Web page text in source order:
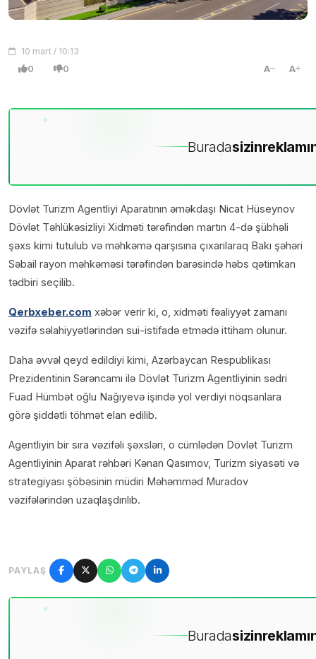
10 mart / 10:13
0 0 A A
Buradasizin
Dövlət Turizm Agentliyi Aparatının əməkdaşı Nicat Hüseynov
Dövlət Təhlükəsizliyi Xidməti tərəfindən martın 4-də şübhəli
şəxs kimi tutulub və məhkəmə qarşısına çıxarılaraq Bakı şəhəri
Səbail rayon məhkəməsi tərəfindən barəsində həbs qətimkan
tədbiri seçilib.
Qerbxeber.com xəbər verir ki, o, xidməti fəaliyyət zamanı
vəzifə səlahiyyətlərindən sui-istifadə etmədə ittiham olunur.
Daha əvvəl qeyd edildiyi kimi, Azərbaycan Respublikası
Prezidentinin Sərəncamı ilə Dövlət Turizm Agentliyinin sədri
Fuad Hümbət oğlu Nağıyevə işində yol verdiyi nöqsanlara
görə şiddətli töhmət elan edilib.
Agentliyin bir sıra vəzifəli şəxsləri, o cümlədən Dövlət Turizm
Agentliyinin Aparat rəhbəri Kənan Qasımov, Turizm siyasəti və
strategiyası şöbəsinin müdiri Məhəmməd Muradov
vəzifələrindən uzaqlaşdırılıb.
PAYLAŞ
Buradasizin